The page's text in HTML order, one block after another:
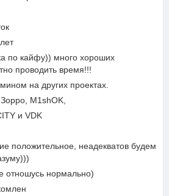
по кайфу)) много хороших
проводить время!!!
на других проектах.
M1shOK,
и VDK
положительное, неадекватов будем
отношусь нормально)